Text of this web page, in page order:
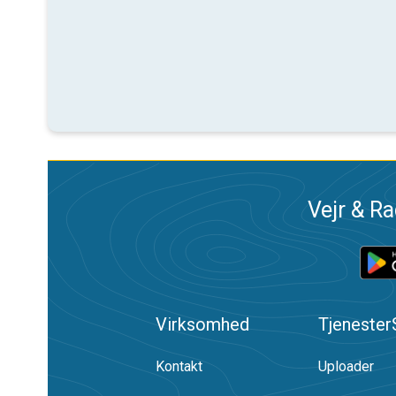
Vejr &
Virksomhed
Kontakt
Tjenester
Uploader